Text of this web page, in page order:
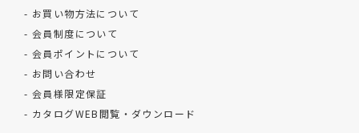
お買い物方法について
会員制度について
会員ポイントについて
お問い合わせ
会員様限定保証
カタログWEB閲覧・ダウンロード